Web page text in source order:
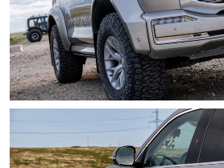
Отправить